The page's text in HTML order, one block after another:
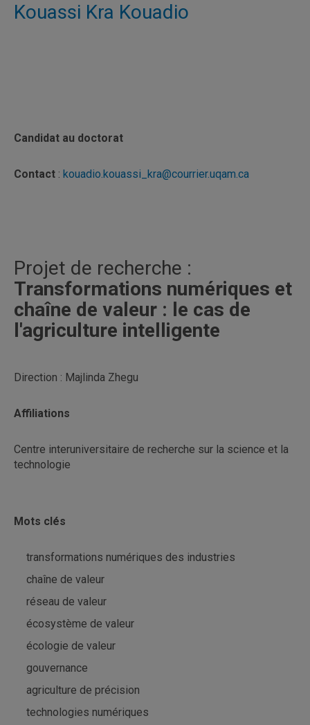
Kouassi Kra Kouadio
Candidat au doctorat
Contact : kouadio.kouassi_kra@courrier.uqam.ca
Projet de recherche :
Transformations numériques et
chaîne de valeur : le cas de
l'agriculture intelligente
Direction : Majlinda Zhegu
Affiliations
Centre interuniversitaire de recherche sur la science et la
technologie
Mots clés
transformations numériques des industries
chaîne de valeur
réseau de valeur
écosystème de valeur
écologie de valeur
gouvernance
agriculture de précision
technologies numériques